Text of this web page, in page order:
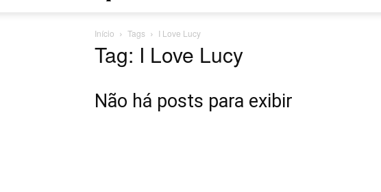
Início Tags I Love Lucy
Tag: I Love Lucy
Não há posts para exibir